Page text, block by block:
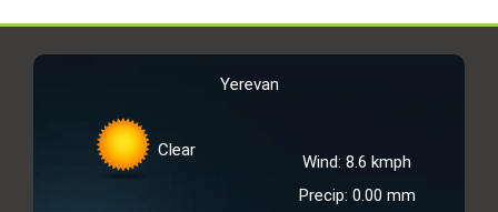
Yerevan
Clear
Wind: 8.6 kmph
Precip: 0.00 mm